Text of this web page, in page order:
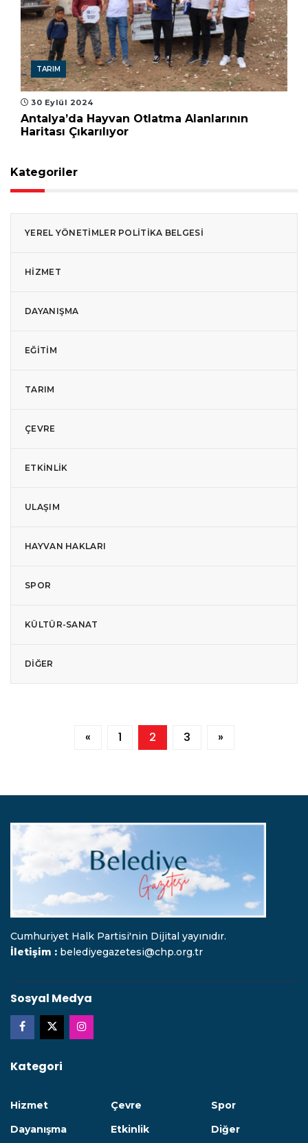
TARIM
30 Eylül 2024
Antalya’da Hayvan Otlatma Alanlarının
Haritası Çıkarılıyor
Kategoriler
YEREL YÖNETIMLER POLITIKA BELGESI
HIZMET
DAYANIŞMA
EĞITIM
TARIM
ÇEVRE
ETKINLIK
ULAŞIM
HAYVAN HAKLARI
SPOR
KÜLTÜR-SANAT
DIĞER
« 1 2 3 »
Cumhuriyet Halk Partisi'nin Dijital yayınıdır.
İletişim : belediyegazetesi@chp.org.tr
Sosyal Medya
Kategori
Hizmet
Dayanışma
Çevre
Etkinlik
Spor
Diğer